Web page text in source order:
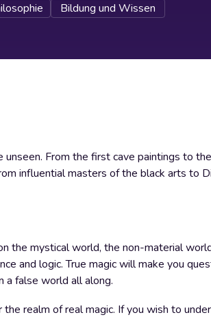
Bildung und Wissen
From the first cave paintings to
influential masters of the black arts to
the mystical world, the non-material
and logic. True magic will make you
a false world all along.
realm of real magic. If you wish to